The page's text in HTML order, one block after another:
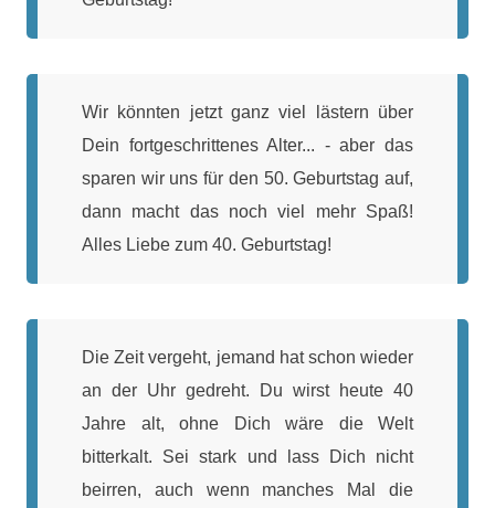
Wir könnten jetzt ganz viel lästern über
Dein fortgeschrittenes Alter... - aber das
sparen wir uns für den 50. Geburtstag auf,
dann macht das noch viel mehr Spaß!
Alles Liebe zum 40. Geburtstag!
Die Zeit vergeht, jemand hat schon wieder
an der Uhr gedreht. Du wirst heute 40
Jahre alt, ohne Dich wäre die Welt
bitterkalt. Sei stark und lass Dich nicht
beirren, auch wenn manches Mal die